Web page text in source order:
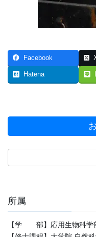
Facebook
Hatena
所属
【学 部】応用生物科学